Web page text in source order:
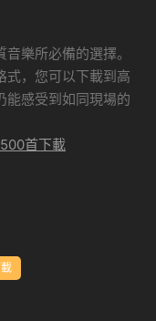
樂所必備的選擇。
式，您可以下載到高
能感受到如同現場的
首下載